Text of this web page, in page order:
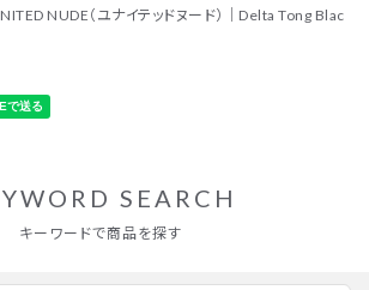
NUDE（ユナイテッドヌード）｜Delta Tong Blac
SEARCH
キーワードで商品を探す